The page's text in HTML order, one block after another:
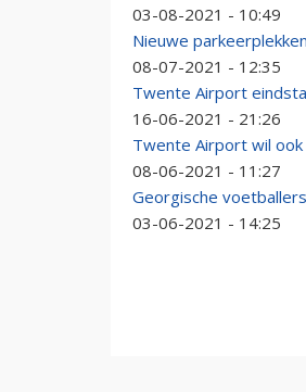
03-08-2021 - 10:49
Nieuwe
08-07-2021 - 12:35
Twente Airport
16-06-2021 - 21:26
Twente Airport wil
08-06-2021 - 11:27
Georgische
03-06-2021 - 14:25